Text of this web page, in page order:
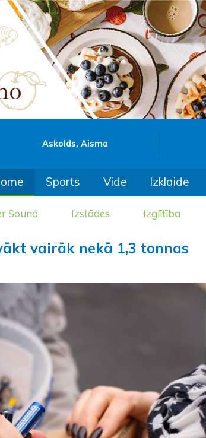
Askolds, Aisma
Sports Vide Izklaide
Sound Izstādes Izglītība
vairāk nekā 1,3 tonnas